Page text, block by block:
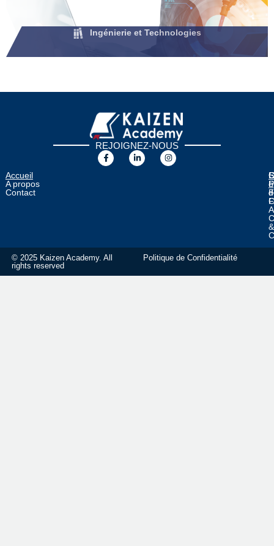
Ingénierie et Technologies
REJOIGNEZ-NOUS
Accueil
A propos
Contact
&
© 2025 Kaizen Academy. All
rights reserved
Politique de Confidentialité